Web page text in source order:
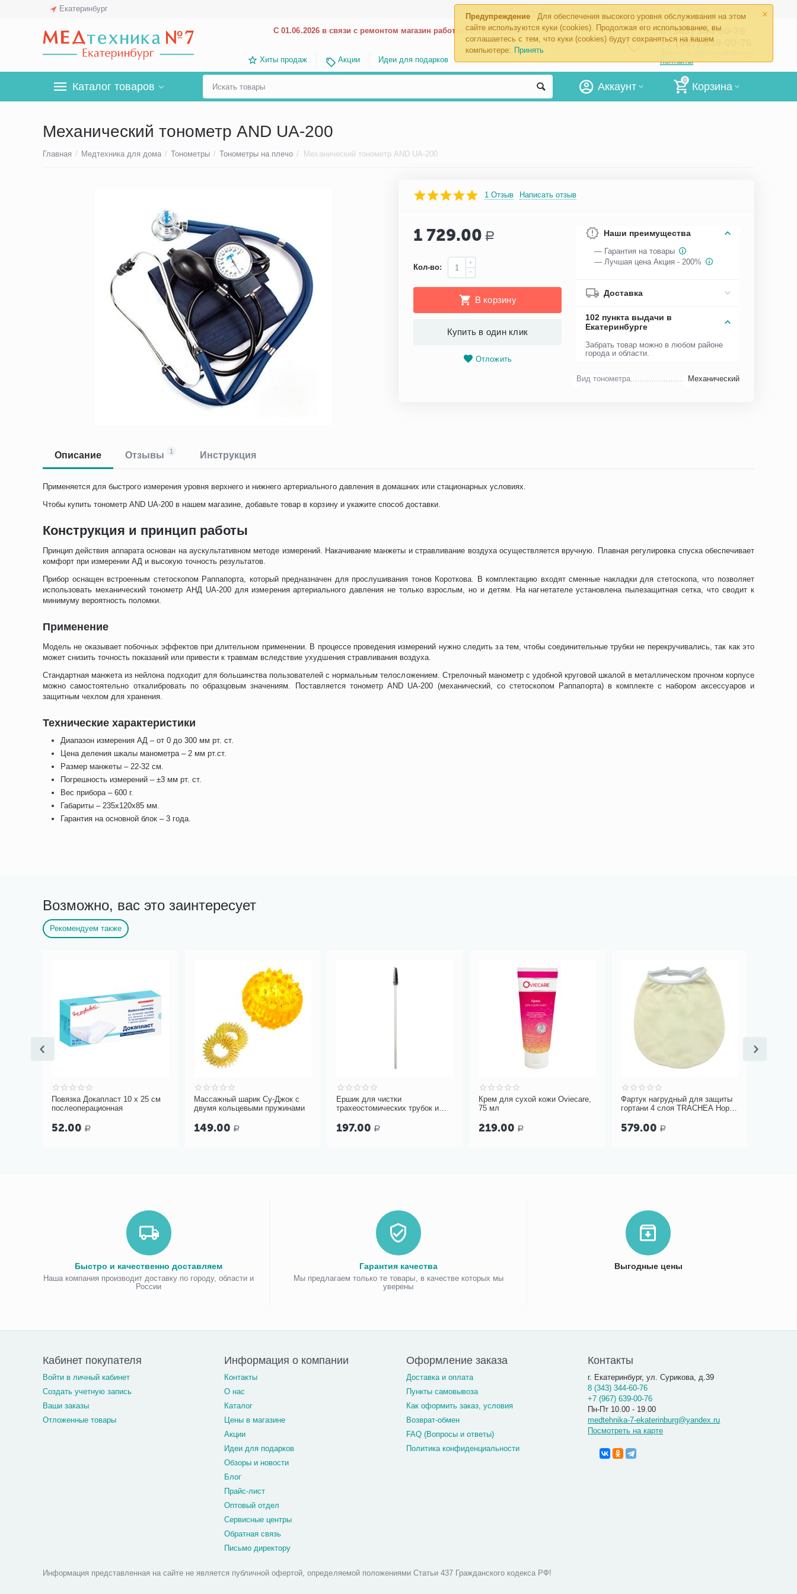
×
Предупреждение
Для обеспечения высокого уровня обслуживания на этом
сайте используются куки (cookies). Продолжая его использование, вы
соглашаетесь с тем, что куки (cookies) будут сохраняться на вашем
компьютере: Принять
Екатеринбург
С 01.06.2026 в связи с ремонтом магазин работает с 9.00 до 18.00
Хиты продаж Акции Идеи для подарков
8 (343) 344-60-76
+7 (967) 639-00-76
Контакты
Каталог товаров
0
Корзина
Аккаунт
Механический тонометр AND UA-200
Главная / Медтехника для дома / Тонометры / Тонометры на плечо / Механический тонометр AND UA-200
1 Отзыв Написать отзыв
1 729.00 Р
Кол-во:
+
−
В корзину
Купить в один клик
Отложить
Наши преимущества
— Гарантия на товары
— Лучшая цена Акция - 200%
Доставка
102 пункта выдачи в
Екатеринбурге
Забрать товар можно в любом районе
города и области.
Вид тонометра Механический
Описание Отзывы 1 Инструкция
Применяется для быстрого измерения уровня верхнего и нижнего артериального давления в домашних или стационарных условиях.
Чтобы купить тонометр AND UA-200 в нашем магазине, добавьте товар в корзину и укажите способ доставки.
Конструкция и принцип работы
Принцип действия аппарата основан на аускультативном методе измерений. Накачивание манжеты и стравливание воздуха осуществляется вручную. Плавная регулировка спуска обеспечивает
комфорт при измерении АД и высокую точность результатов.
Прибор оснащен встроенным стетоскопом Раппапорта, который предназначен для прослушивания тонов Короткова. В комплектацию входят сменные накладки для стетоскопа, что позволяет
использовать механический тонометр АНД UA-200 для измерения артериального давления не только взрослым, но и детям. На нагнетателе установлена пылезащитная сетка, что сводит к
минимуму вероятность поломки.
Применение
Модель не оказывает побочных эффектов при длительном применении. В процессе проведения измерений нужно следить за тем, чтобы соединительные трубки не перекручивались, так как это
может снизить точность показаний или привести к травмам вследствие ухудшения стравливания воздуха.
Стандартная манжета из нейлона подходит для большинства пользователей с нормальным телосложением. Стрелочный манометр с удобной круговой шкалой в металлическом прочном корпусе
можно самостоятельно откалибровать по образцовым значениям. Поставляется тонометр AND UA-200 (механический, со стетоскопом Раппапорта) в комплекте с набором аксессуаров и
защитным чехлом для хранения.
Технические характеристики
Диапазон измерения АД – от 0 до 300 мм рт. ст.
Цена деления шкалы манометра – 2 мм рт.ст.
Размер манжеты – 22-32 см.
Погрешность измерений – ±3 мм рт. ст.
Вес прибора – 600 г.
Габариты – 235х120х85 мм.
Гарантия на основной блок – 3 года.
Возможно, вас это заинтересует
Рекомендуем также
Повязка Докапласт 10 х 25 см
послеоперационная
52.00 Р
Массажный шарик Су-Джок с
двумя кольцевыми пружинами
149.00 Р
Ершик для чистки
трахеостомических трубок и
197.00 Р
Крем для сухой кожи Oviecare,
75 мл
219.00 Р
Фартук нагрудный для защиты
гортани 4 слоя TRACHEA Норм,
579.00 Р
Быстро и качественно доставляем
Наша компания производит доставку по городу, области и
России
Гарантия качества
Мы предлагаем только те товары, в качестве которых мы
уверены
Выгодные цены
Кабинет покупателя
Войти в личный кабинет
Создать учетную запись
Ваши заказы
Отложенные товары
Информация о компании
Контакты
О нас
Каталог
Цены в магазине
Акции
Идеи для подарков
Обзоры и новости
Блог
Прайс-лист
Оптовый отдел
Сервисные центры
Обратная связь
Письмо директору
Оформление заказа
Доставка и оплата
Пункты самовывоза
Как оформить заказ, условия
Возврат-обмен
FAQ (Вопросы и ответы)
Политика конфиденциальности
Контакты
г. Екатеринбург, ул. Сурикова, д.39
8 (343) 344-60-76
+7 (967) 639-00-76
Пн-Пт 10.00 - 19.00
medtehnika-7-ekaterinburg@yandex.ru
Посмотреть на карте
Информация представленная на сайте не является публичной офертой, определяемой положениями Статьи 437 Гражданского кодекса РФ!